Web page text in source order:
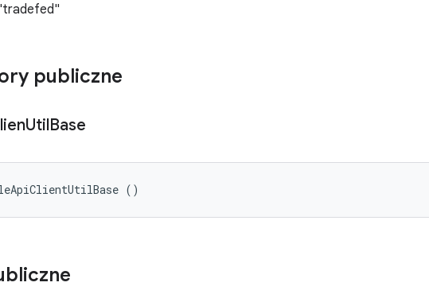
publiczne
UtilBase
()